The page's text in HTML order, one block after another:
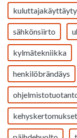
sähkönsiirto
kylmätekniikka
henkilöbrändäys
kehyskertomukset